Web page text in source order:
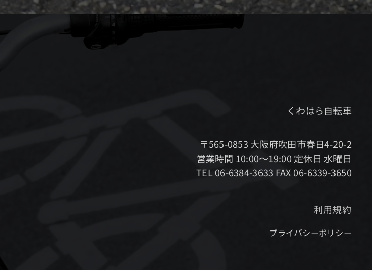
くわはら自転車
〒565-0853 大阪府吹田市春日4-20-2
営業時間 10:00～19:00 定休日 水曜日
TEL 06-6384-3633 FAX 06-6339-3650
利用規約
プライバシーポリシー